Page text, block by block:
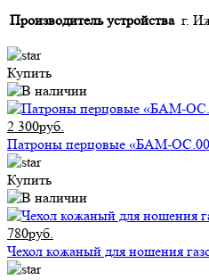
Производитель устройства г.
Купить
2 300руб.
Патроны перцовые «БАМ-
Купить
780руб.
Чехол кожаный для ношения